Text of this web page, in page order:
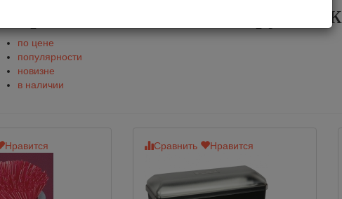
и подставки для трубочек
по цене
популярности
новизне
в наличии
Нравится Сравнить Нравится